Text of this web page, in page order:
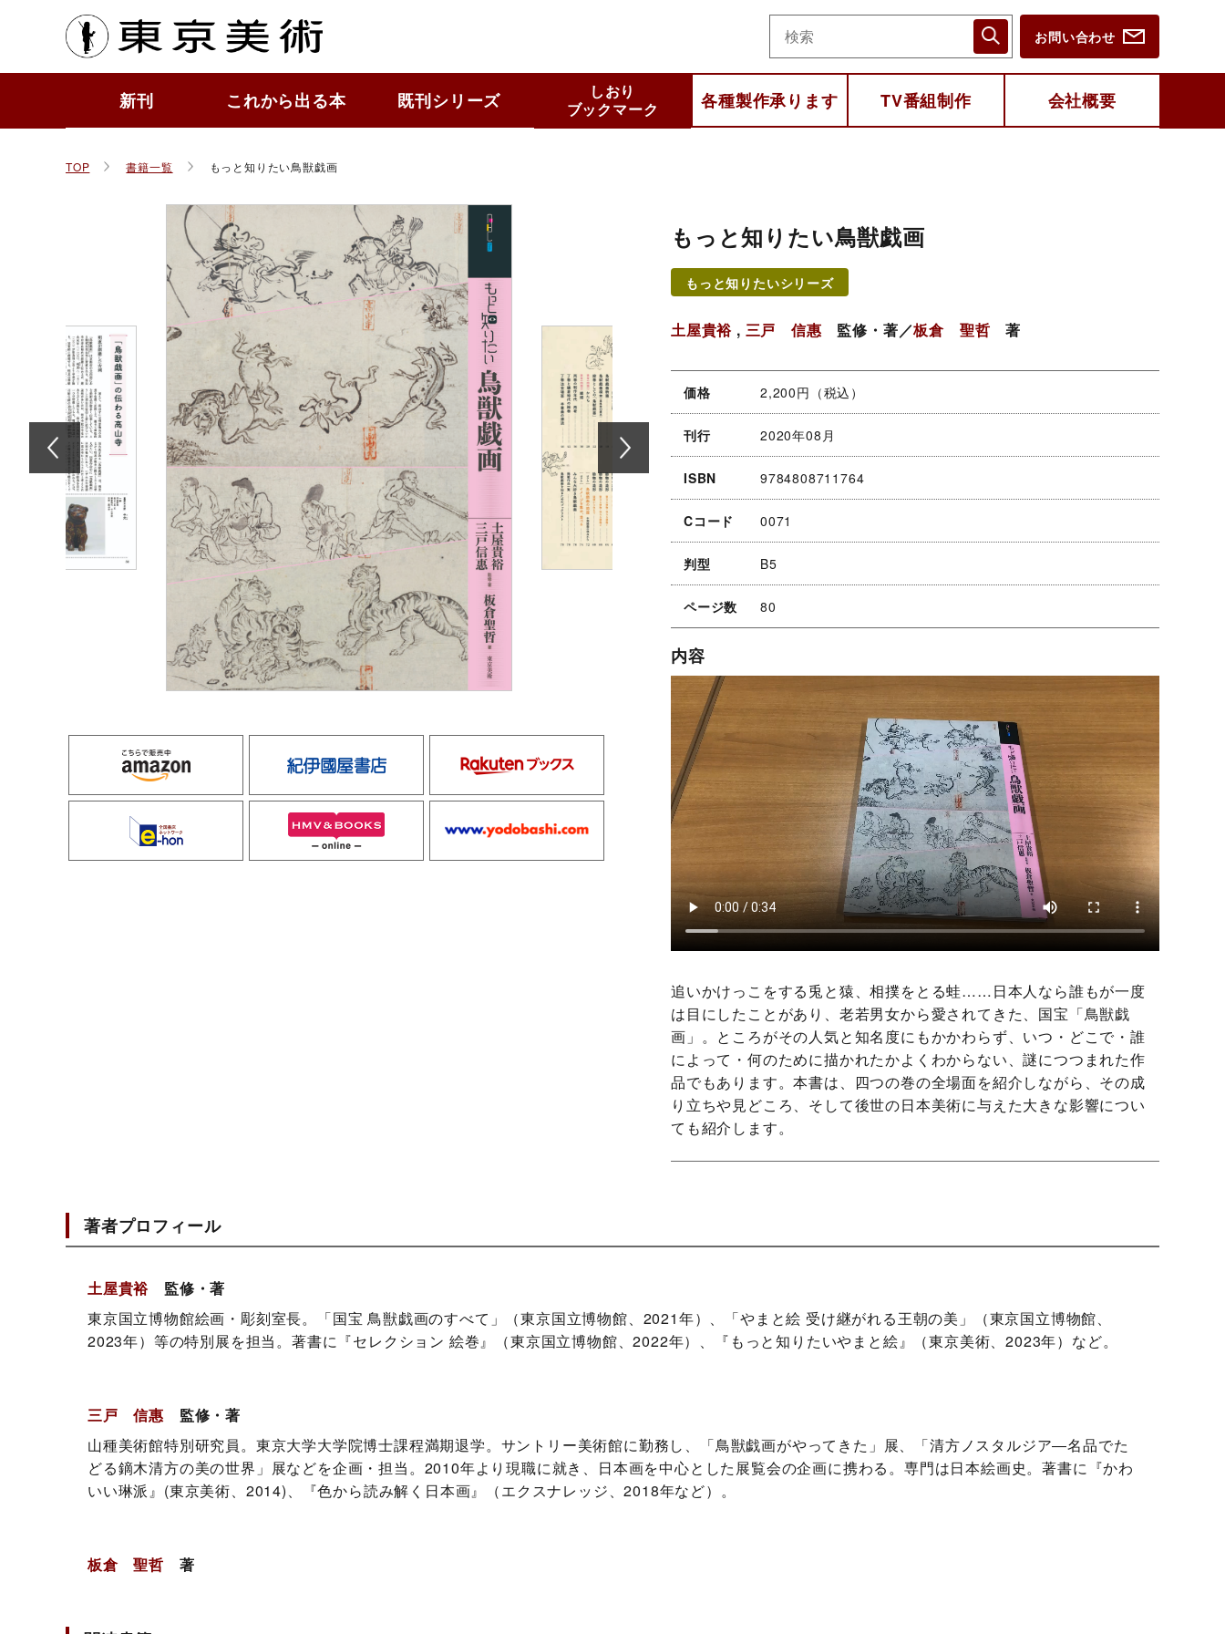
お問い合わせ
新刊 これから出る本 既刊シリーズ
しおり
ブックマーク
各種製作承ります TV番組制作 会社概要
TOP 書籍一覧 もっと知りたい鳥獣戯画
yodobashi
もっと知りたい鳥獣戯画
もっと知りたいシリーズ
土屋貴裕 , 三戸 信惠 監修・著／板倉 聖哲 著
価格 2,200円（税込）
刊行 2020年08月
ISBN 9784808711764
Cコード 0071
判型 B5
ページ数 80
内容
追いかけっこをする兎と猿、相撲をとる蛙……日本人なら誰もが一度
は目にしたことがあり、老若男女から愛されてきた、国宝「鳥獣戯
画」。ところがその人気と知名度にもかかわらず、いつ・どこで・誰
によって・何のために描かれたかよくわからない、謎につつまれた作
品でもあります。本書は、四つの巻の全場面を紹介しながら、その成
り立ちや見どころ、そして後世の日本美術に与えた大きな影響につい
ても紹介します。
著者プロフィール
土屋貴裕 監修・著
東京国立博物館絵画・彫刻室長。「国宝 鳥獣戯画のすべて」（東京国立博物館、2021年）、「やまと絵 受け継がれる王朝の美」（東京国立博物館、
2023年）等の特別展を担当。著書に『セレクション 絵巻』（東京国立博物館、2022年）、『もっと知りたいやまと絵』（東京美術、2023年）など。
三戸 信惠 監修・著
山種美術館特別研究員。東京大学大学院博士課程満期退学。サントリー美術館に勤務し、「鳥獣戯画がやってきた」展、「清方ノスタルジア―名品でた
どる鏑木清方の美の世界」展などを企画・担当。2010年より現職に就き、日本画を中心とした展覧会の企画に携わる。専門は日本絵画史。著書に『かわ
いい琳派』(東京美術、2014)、『色から読み解く日本画』（エクスナレッジ、2018年など）。
板倉 聖哲 著